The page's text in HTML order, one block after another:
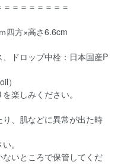
＝＝＝＝＝＝＝
方×高さ6.6cm
ロップ中栓：日本国産P
）
しみください。
、肌などに異常が出た時
。
いところで保管してくだ